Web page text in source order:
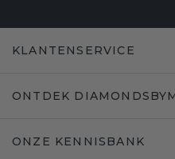
KLANTENSERVICE
ONTDEK
ONZE KENNISBANK